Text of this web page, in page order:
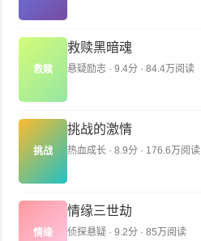
救赎
救赎黑暗魂
悬疑励志 · 9.4分 · 84.4万阅读
挑战
挑战的激情
热血成长 · 8.9分 · 176.6万阅读
情缘
情缘三世劫
侦探悬疑 · 9.2分 · 85万阅读